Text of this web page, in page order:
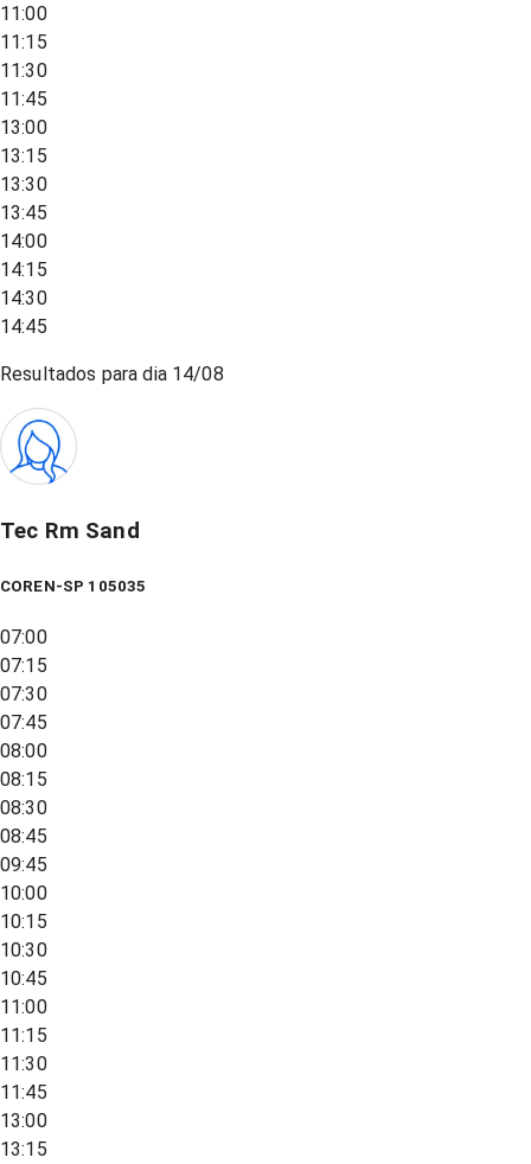
11:00
11:15
11:30
11:45
13:00
13:15
13:30
13:45
14:00
14:15
14:30
14:45
Resultados para dia 14/08
Tec Rm Sand
COREN-SP 105035
07:00
07:15
07:30
07:45
08:00
08:15
08:30
08:45
09:45
10:00
10:15
10:30
10:45
11:00
11:15
11:30
11:45
13:00
13:15